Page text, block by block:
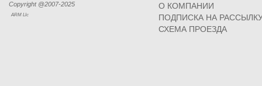
Copyright @2007-2025
ARM Llc
О КОМПАНИИ
ПОДПИСКА НА
СХЕМА ПРОЕЗДА